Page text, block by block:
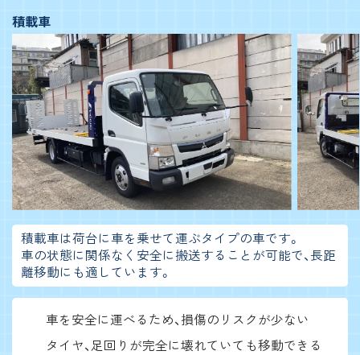
積載車
積載車は荷台に車を乗せて運ぶタイプの車です。
車の状態に関係なく安全に搬送することが可能で、長距
離移動にも適しています。
車を安全に運べるため、損傷のリスクが少ない
タイヤ、足回りが完全に壊れていても移動できる